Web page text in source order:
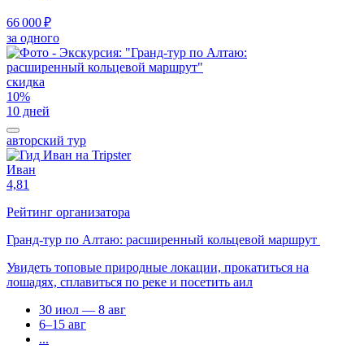
66 000 ₽
за одного
скидка
10%
10 дней
авторский тур
Иван
4,81
Рейтинг организатора
Гранд-тур по Алтаю: расширенный кольцевой маршрут
Увидеть топовые природные локации, прокатиться на
лошадях, сплавиться по реке и посетить аил
30 июл — 8 авг
6–15 авг
...